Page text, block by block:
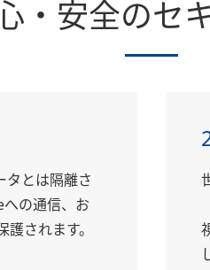
・安全のセ
タとは隔離さ
への通信、お
されます。